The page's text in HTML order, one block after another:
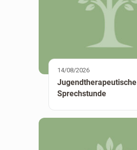
14/08/2026
Jugendtherapeutische
Sprechstunde